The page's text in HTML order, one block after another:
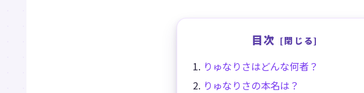
目次
りゅなりさはどんな何者？
りゅなりさの本名は？